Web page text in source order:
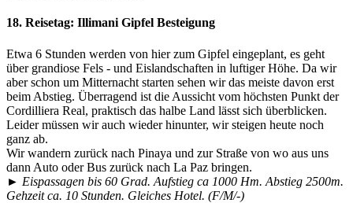
18. Reisetag: Illimani Gipfel Besteigung
Etwa 6 Stunden werden von hier zum Gipfel eingeplant, es geht
über grandiose Fels - und Eislandschaften in luftiger Höhe. Da wir
aber schon um Mitternacht starten sehen wir das meiste davon erst
beim Abstieg. Überragend ist die Aussicht vom höchsten Punkt der
Cordilliera Real, praktisch das halbe Land lässt sich überblicken.
Leider müssen wir auch wieder hinunter, wir steigen heute noch
ganz ab.
Wir wandern zurück nach Pinaya und zur Straße von wo aus uns
dann Auto oder Bus zurück nach La Paz bringen.
► Eispassagen bis 60 Grad. Aufstieg ca 1000 Hm. Abstieg 2500m.
Gehzeit ca. 10 Stunden. Gleiches Hotel. (F/M/-)